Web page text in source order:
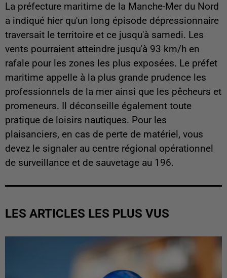
La préfecture maritime de la Manche-Mer du Nord
a indiqué hier qu'un long épisode dépressionnaire
traversait le territoire et ce jusqu'à samedi. Les
vents pourraient atteindre jusqu'à 93 km/h en
rafale pour les zones les plus exposées. Le préfet
maritime appelle à la plus grande prudence les
professionnels de la mer ainsi que les pêcheurs et
promeneurs. Il déconseille également toute
pratique de loisirs nautiques. Pour les
plaisanciers, en cas de perte de matériel, vous
devez le signaler au centre régional opérationnel
de surveillance et de sauvetage au 196.
LES ARTICLES LES PLUS VUS